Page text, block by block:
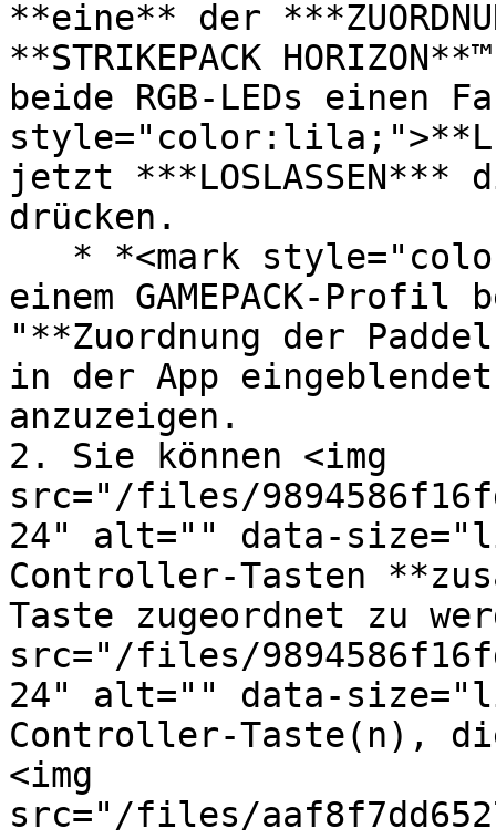
**eine** der
**STRIKEPACK
beide RGB-LEDs einen
jetzt ***LOSLASSEN***
drücken.
einem GAMEPACK-
"**Zuordnung der
in der App
anzuzeigen.
2. Sie können <img
src="/files/
24" alt="" data-
Controller-Tasten
Taste zugeordnet zu
src="/files/
24" alt="" data-
Controller-Taste(n),
<img
src="/files/